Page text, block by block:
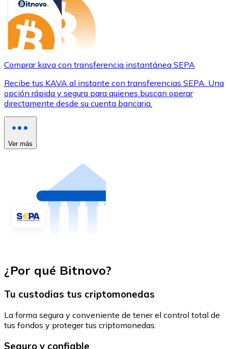
Comprar kava con transferencia instantánea SEPA
Recibe tus KAVA al instante con transferencias SEPA. Una
opción rápida y segura para quienes buscan operar
directamente desde su cuenta bancaria.
Ver más
¿Por qué Bitnovo?
Tu custodias tus criptomonedas
La forma segura y conveniente de tener el control total de
tus fondos y proteger tus criptomonedas.
Seguro y confiable